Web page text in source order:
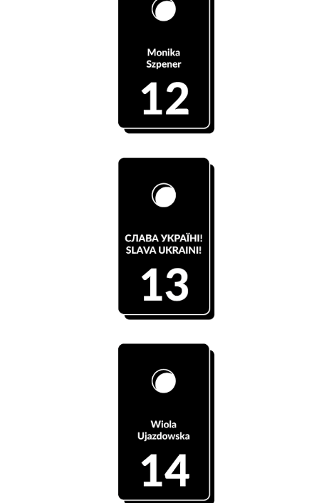
S̶z̶a̶t̶n̶i̶a̶ ̶1̶2̶ ̶-̶ ̶M̶o̶n̶i̶k̶a̶ ̶S̶z̶p̶e̶n̶e̶r̶
Szatnia 13 - Wsparcie dla Ukrainy
Szatnia 14 - Wiola Ujazdowska